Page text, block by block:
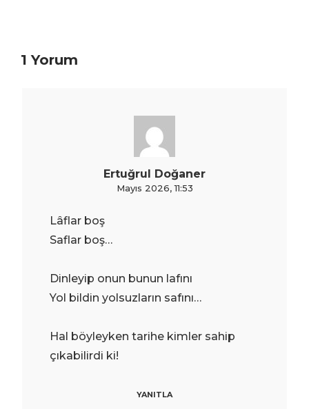
1 Yorum
Ertuğrul Doğaner
Mayıs 2026, 11:53
Lâflar boş
Saflar boş…
Dinleyip onun bunun lafını
Yol bildin yolsuzların safını…
Hal böyleyken tarihe kimler sahip
çıkabilirdi ki!
YANITLA